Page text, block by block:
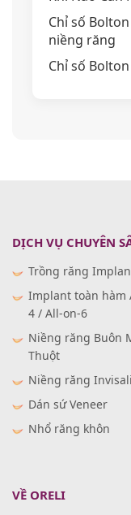
Chỉ số
niềng răng
Chỉ số
DỊCH VỤ CHUYÊN
Trồng răng
Implant toàn hàm
4 / All-on-6
Niềng răng Buôn
Thuột
Niềng răng
Dán sứ Veneer
Nhổ răng khôn
VỀ ORELI